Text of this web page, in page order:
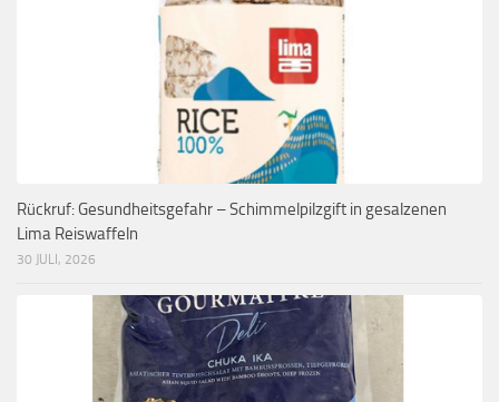
Rückruf: Gesundheitsgefahr – Schimmelpilzgift in gesalzenen
Lima Reiswaffeln
30 JULI, 2026